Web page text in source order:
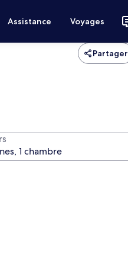
Assistance Voyages
Partager